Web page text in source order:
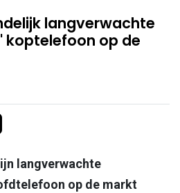
langverwachte
koptelefoon op de
via Mailvia link
langverwachte
op de markt